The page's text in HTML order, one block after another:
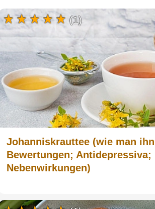
Johanniskrauttee (wie man
Bewertungen; Antidepressiva;
Nebenwirkungen)
(1)